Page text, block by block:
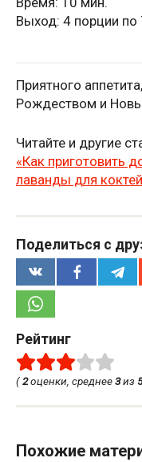
Выход: 4 порции по
Приятного
Рождеством и
Читайте и другие
«Как приготовить
лаванды для
Поделиться с
Рейтинг
(2оценки, среднее3из 5
Похожие